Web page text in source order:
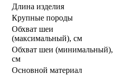
Длина изделия
Крупные породы
Обхват шеи
(максимальный), см
Обхват шеи (минимальный),
см
Основной материал